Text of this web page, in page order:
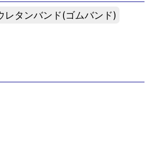
レタンバンド(ゴムバンド)